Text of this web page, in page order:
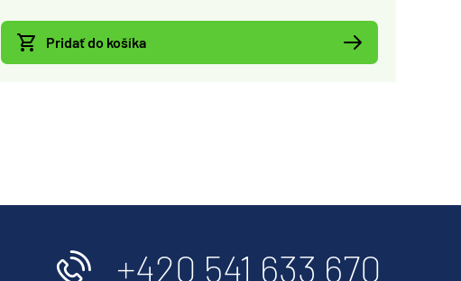
Pridať do košíka
+420 541 633 670